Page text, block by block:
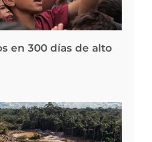
en 300 días de alto